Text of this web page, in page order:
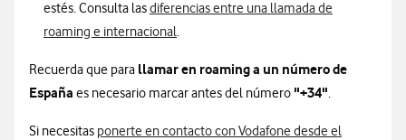
estés. Consulta lasdiferencias entre una llamada de
roaming e internacional.
Recuerda que para llamar en roaming a un número de
España es necesario marcar antes del número "+34".
Si necesitas ponerte en contacto con Vodafone desde el